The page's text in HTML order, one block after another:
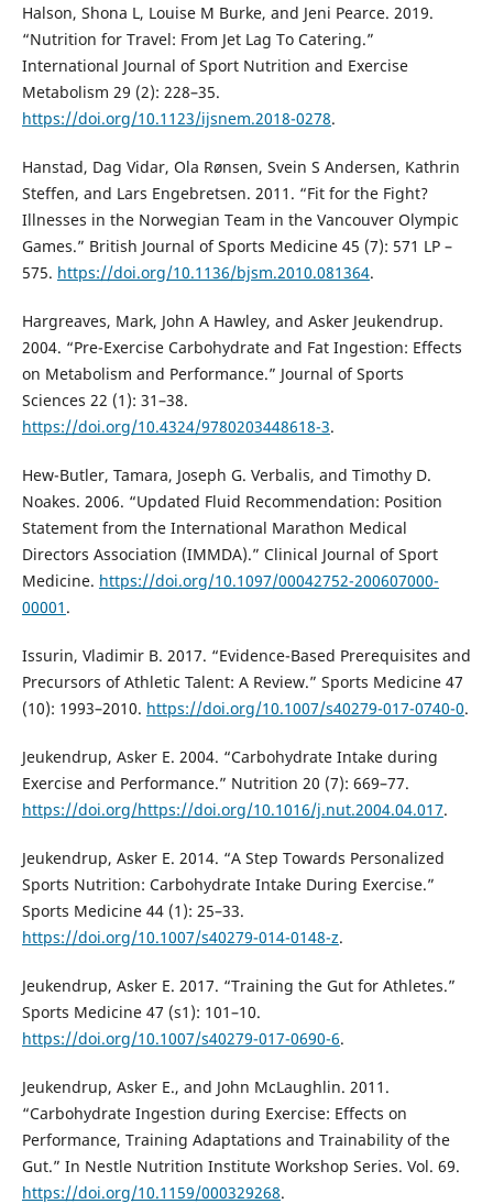
Halson, Shona L, Louise M Burke, and Jeni Pearce. 2019.
“Nutrition for Travel: From Jet Lag To Catering.”
International Journal of Sport Nutrition and Exercise
Metabolism 29 (2): 228–35.
https://doi.org/10.1123/ijsnem.2018-0278.
Hanstad, Dag Vidar, Ola Rønsen, Svein S Andersen, Kathrin
Steffen, and Lars Engebretsen. 2011. “Fit for the Fight?
Illnesses in the Norwegian Team in the Vancouver Olympic
Games.” British Journal of Sports Medicine 45 (7): 571 LP –
575. https://doi.org/10.1136/bjsm.2010.081364.
Hargreaves, Mark, John A Hawley, and Asker Jeukendrup.
2004. “Pre-Exercise Carbohydrate and Fat Ingestion: Effects
on Metabolism and Performance.” Journal of Sports
Sciences 22 (1): 31–38.
https://doi.org/10.4324/9780203448618-3.
Hew-Butler, Tamara, Joseph G. Verbalis, and Timothy D.
Noakes. 2006. “Updated Fluid Recommendation: Position
Statement from the International Marathon Medical
Directors Association (IMMDA).” Clinical Journal of Sport
Medicine. https://doi.org/10.1097/00042752-200607000-
00001 .
Issurin, Vladimir B. 2017. “Evidence-Based Prerequisites and
Precursors of Athletic Talent: A Review.” Sports Medicine 47
(10): 1993–2010. https://doi.org/10.1007/s40279-017-0740-0.
Jeukendrup, Asker E. 2004. “Carbohydrate Intake during
Exercise and Performance.” Nutrition 20 (7): 669–77.
https://doi.org/https://doi.org/10.1016/j.nut.2004.04.017.
Jeukendrup, Asker E. 2014. “A Step Towards Personalized
Sports Nutrition: Carbohydrate Intake During Exercise.”
Sports Medicine 44 (1): 25–33.
https://doi.org/10.1007/s40279-014-0148-z.
Jeukendrup, Asker E. 2017. “Training the Gut for Athletes.”
Sports Medicine 47 (s1): 101–10.
https://doi.org/10.1007/s40279-017-0690-6.
Jeukendrup, Asker E., and John McLaughlin. 2011.
“Carbohydrate Ingestion during Exercise: Effects on
Performance, Training Adaptations and Trainability of the
Gut.” In Nestle Nutrition Institute Workshop Series. Vol. 69.
https://doi.org/10.1159/000329268.